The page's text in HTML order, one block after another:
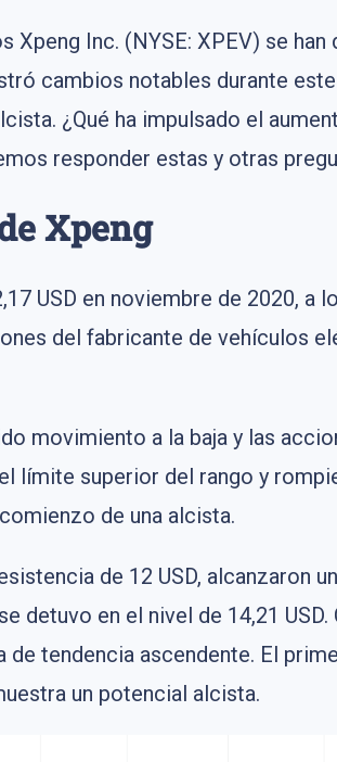
Inc. (NYSE: XPEV) se han
cambios notables durante
¿Qué ha impulsado el
responder estas y otras
Xpeng
USD en noviembre de 2020, a
del fabricante de vehículos
movimiento a la baja y las
límite superior del rango y
de una alcista.
de 12 USD, alcanzaron
detuvo en el nivel de 14,21
tendencia ascendente. El
un potencial alcista.